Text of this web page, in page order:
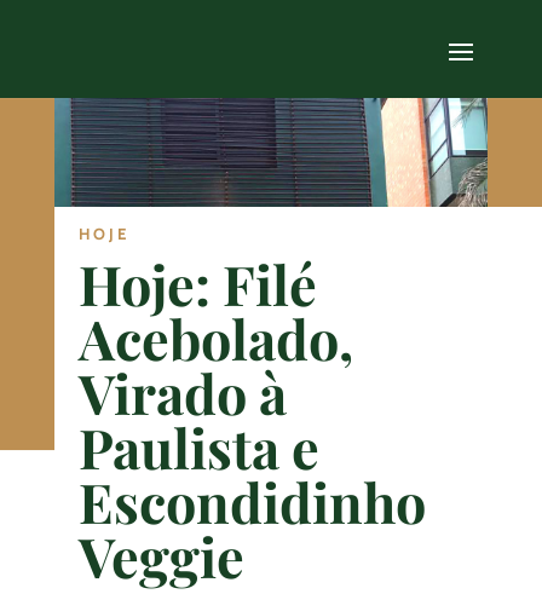
HOJE
Hoje: Filé
Acebolado,
Virado à
Paulista e
Escondidinho
Veggie